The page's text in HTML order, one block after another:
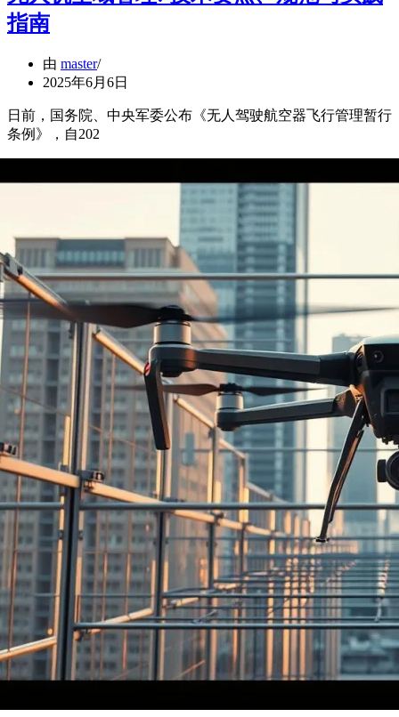
指南
由 master
2025年6月6日
日前，国务院、中央军委公布《无人驾驶航空器飞行管理暂行
条例》，自202